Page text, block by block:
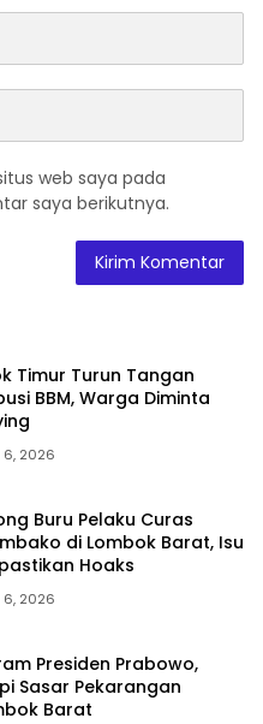
web saya pada
saya berikutnya.
Timur Turun Tangan
BBM, Warga Diminta
2026
Buru Pelaku Curas
di Lombok Barat, Isu
Hoaks
2026
Presiden Prabowo,
Sasar Pekarangan
Barat